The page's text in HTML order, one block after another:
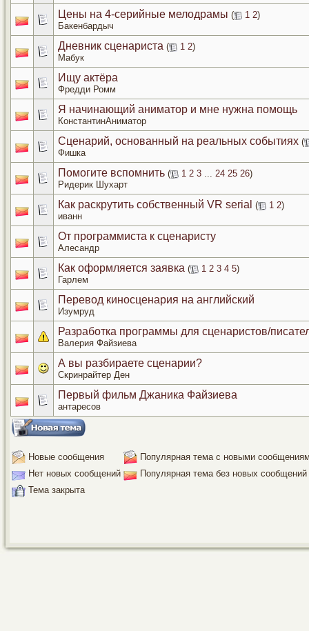
Цены на 4-серийные мелодрамы ( 1 2)
Бакенбардыч
Дневник сценариста ( 1 2)
Мабук
Ищу актёра
Фредди Ромм
Я начинающий аниматор и мне нужна помощь
КонстантинАниматор
Сценарий, основанный на реальных событиях (
Фишка
Помогите вспомнить ( 1 2 3 ... 24 25 26)
Ридерик Шухарт
Как раскрутить собственный VR serial ( 1 2)
иванн
От программиста к сценаристу
Алесандр
Как оформляется заявка ( 1 2 3 4 5)
Гарлем
Перевод киносценария на английский
Изумруд
Разработка программы для сценаристов/
Валерия Файзиева
А вы разбираете сценарии?
Скринрайтер Ден
Первый фильм Джаника Файзиева
антаресов
Новые сообщения
Популярная тема с новыми
Нет новых сообщений
Популярная тема без новых сообщений
Тема закрыта